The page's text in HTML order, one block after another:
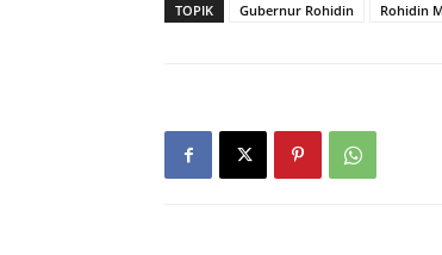
TOPIK Gubernur Rohidin Rohidin